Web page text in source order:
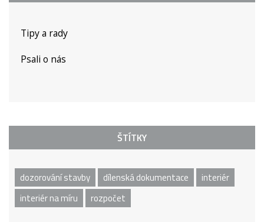
Tipy a rady
Psali o nás
ŠTÍTKY
dozorování stavby dílenská dokumentace
interiér
interiér na míru
rozpočet